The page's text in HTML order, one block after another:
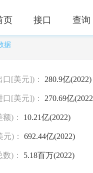
页 接口 查询
据
口[美元])： 280.9亿(2022)
口[美元])： 270.69亿
)： 10.21亿(2022)
元)： 692.44亿(2022)
数)： 5.18百万(2022)